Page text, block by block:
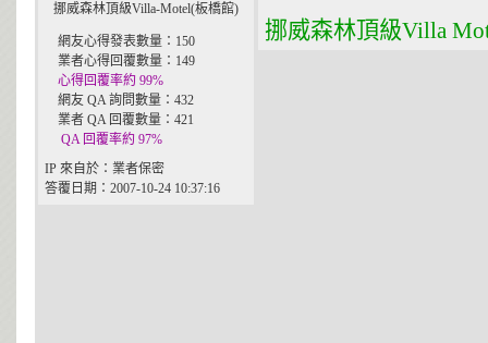
挪威森林頂級Villa-Motel(板橋館)
網友心得發表數量：150
業者心得回覆數量：149
心得回覆率約 99%
網友 QA 詢問數量：432
業者 QA 回覆數量：421
QA 回覆率約 97%
IP 來自於：業者保密
答覆日期：2007-10-24 10:37:16
挪威森林頂級Villa